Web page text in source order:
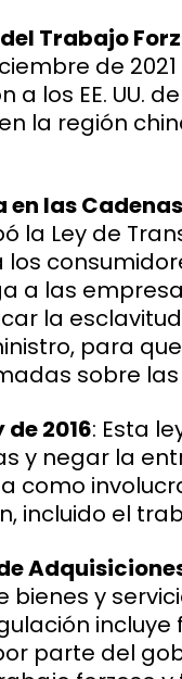
Trabajo
de
a los EE. UU.
la región
en las
la Ley de
a las
la
para
sobre
2016: Esta
y negar la
como
incluido el
bienes y
parte del